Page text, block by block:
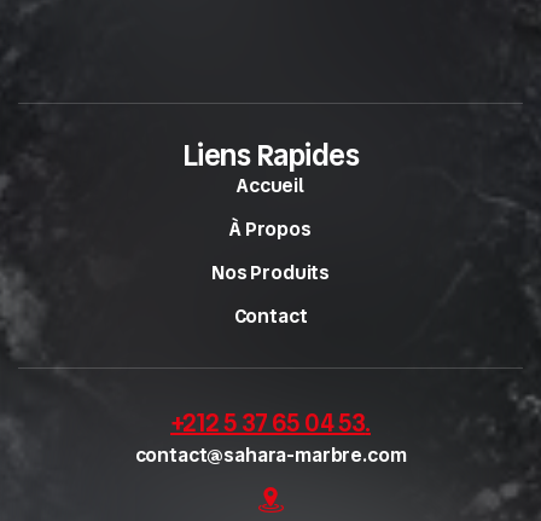
Liens Rapides
Accueil
À Propos
Nos Produits
Contact
+212 5 37 65 04 53.
contact@sahara-marbre.com